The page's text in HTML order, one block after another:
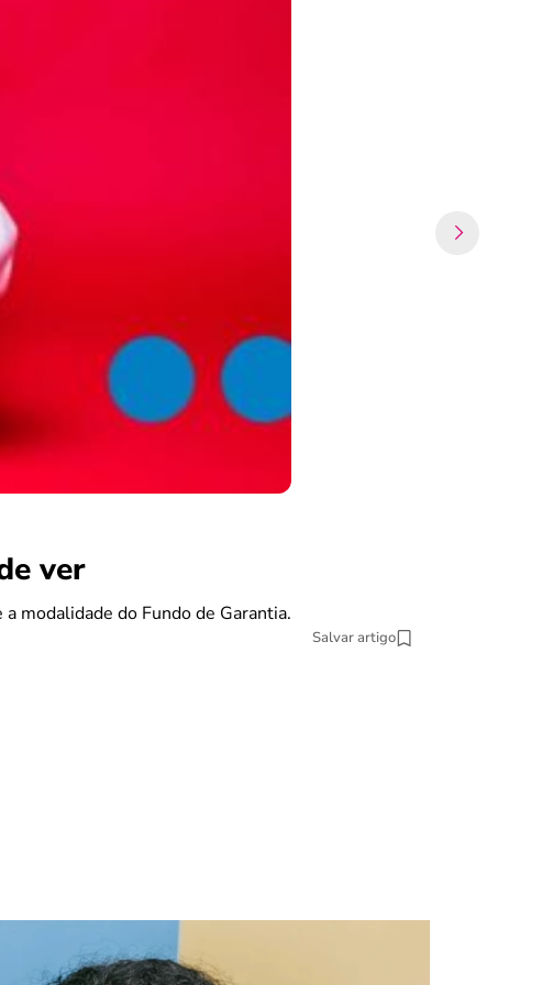
ver
modalidade do Fundo de Garantia.
Salvar artigo